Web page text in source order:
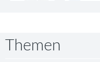
Themen